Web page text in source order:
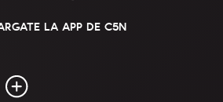
LA APP DE C5N